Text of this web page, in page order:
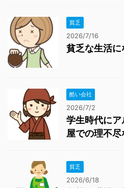
貧乏
2026/7/16
貧乏な生活に
酷い会社
2026/7/2
学生時代に
屋での理不
貧乏
2026/6/18